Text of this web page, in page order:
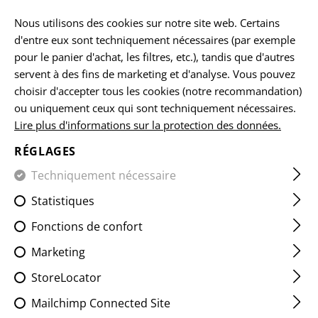
BALACLAVAS
ACCUEIL VÊTEMENTS HEADWEAR BALACLAVAS
Nous utilisons des cookies sur notre site web. Certains
d'entre eux sont techniquement nécessaires (par exemple
pour le panier d'achat, les filtres, etc.), tandis que d'autres
servent à des fins de marketing et d'analyse. Vous pouvez
choisir d'accepter tous les cookies (notre recommandation)
ou uniquement ceux qui sont techniquement nécessaires.
Lire plus d'informations sur la protection des données.
RÉGLAGES
Techniquement nécessaire
Statistiques
Fonctions de confort
Marketing
StoreLocator
Mailchimp Connected Site